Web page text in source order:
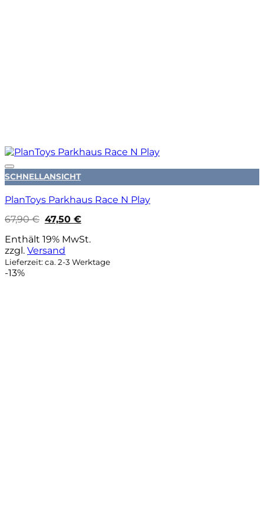
Auf die Wunschliste
SCHNELLANSICHT
PlanToys Parkhaus Race N Play
67,90€ Ursprünglicher
Preis
war:
67,90 €
47,50 €Aktueller
ist:
Enthält 19% MwSt.
zzgl. Versand
Lieferzeit: ca. 2-3 Werktage
-13%